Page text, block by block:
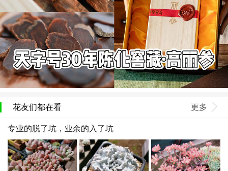
花友们都在看 更多
专业的脱了坑，业余的入了坑